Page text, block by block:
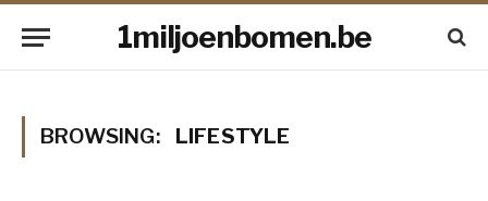
1miljoenbomen.be
BROWSING: LIFESTYLE